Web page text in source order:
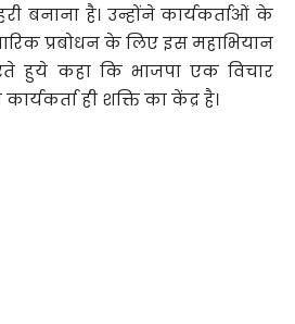
बनाना है। उन्होंने कार्यकर्ताओं के
प्रबोधन के लिए इस महाभियान
हुये कहा कि भाजपा एक विचार
ही शक्ति का केंद्र है।